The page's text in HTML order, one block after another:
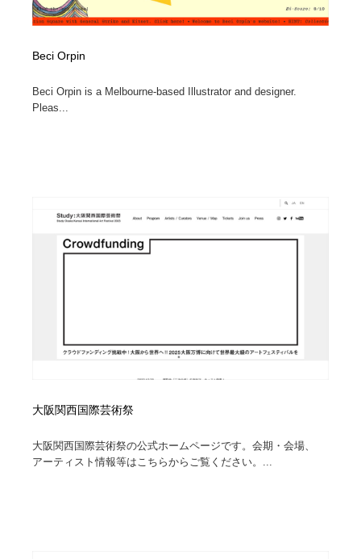
Beci Orpin
Beci Orpin is a Melbourne-based Illustrator and designer.
Pleas...
大阪関西国際芸術祭
大阪関西国際芸術祭の公式ホームページです。会期・会場、
アーティスト情報等はこちらからご覧ください。...